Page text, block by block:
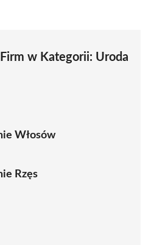
Firm w Kategorii: Uroda
Włosów
Rzęs